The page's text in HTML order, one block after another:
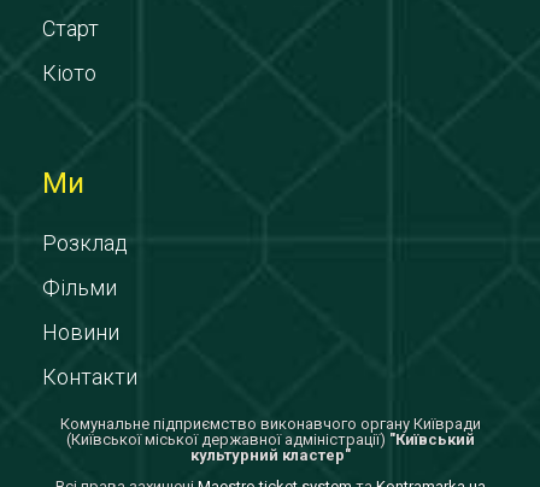
Старт
Кіото
Ми
Розклад
Фільми
Новини
Контакти
Комунальне підприємство виконавчого органу Київради
(Київської міської державної адміністрації) "Київський
культурний кластер"